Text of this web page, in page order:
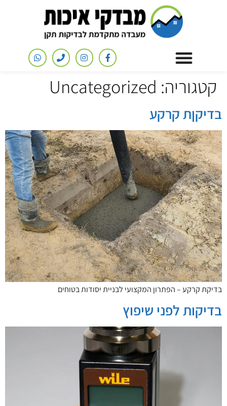
קטגוריה: Uncategorized
בדיקןת קרקע
בדיקת קרקע – הפתרון המקצועי לבניית יסודות בטוחים
בדיקות לפני שיפוץ